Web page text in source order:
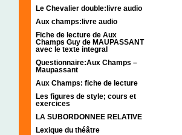
Le Chevalier double:livre audio
Aux champs:livre audio
Fiche de lecture de Aux
Champs Guy de MAUPASSANT
avec le texte integral
Questionnaire:Aux Champs –
Maupassant
Aux Champs: fiche de lecture
Les figures de style; cours et
exercices
LA SUBORDONNEE RELATIVE
Lexique du théâtre